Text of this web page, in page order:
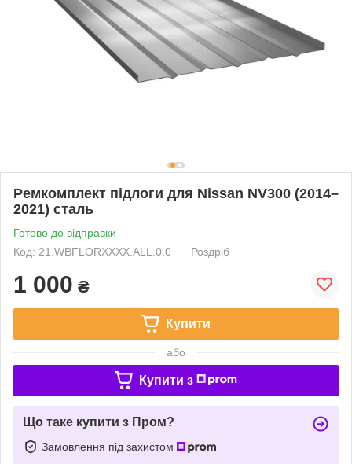
Ремкомплект підлоги для Nissan NV300 (2014–
2021) сталь
Готово до відправки
Код: 21.WBFLORXXXX.ALL.0.0
Роздріб
1 000 ₴
Купити
або
Купити з
Що таке купити з Пром?
Замовлення під захистом